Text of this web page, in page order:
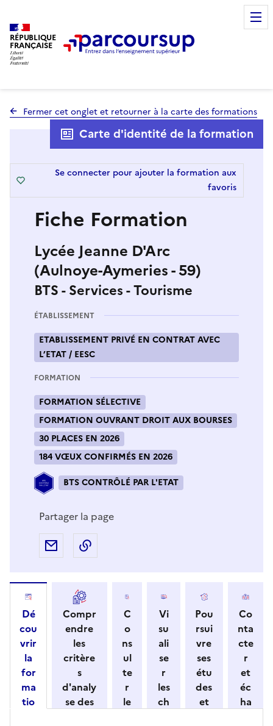
RÉPUBLIQUE
FRANÇAISE
Fermer cet onglet et retourner à la carte des formations
Fiche Formation
Lycée Jeanne D'Arc
(Aulnoye-Aymeries - 59)
BTS - Services - Tourisme
Carte d'identité de la formation
Se connecter pour ajouter la formation aux
favoris
ÉTABLISSEMENT
ETABLISSEMENT PRIVÉ EN CONTRAT AVEC
L’ETAT / EESC
FORMATION
FORMATION SÉLECTIVE
FORMATION OUVRANT DROIT AUX BOURSES
30 PLACES EN 2026
184 VŒUX CONFIRMÉS EN 2026
BTS CONTRÔLÉ PAR L'ETAT
Partager la page
Partager par e-mail
Dé
cou
vrir
la
for
ma
tio
Compr
endre
les
critère
s
d'analy
se des
C
o
ns
ul
te
r
le
Vi
su
ali
se
r
les
ch
Pou
rsui
vre
ses
étu
des
et
Co
nta
cte
r
et
éc
ha